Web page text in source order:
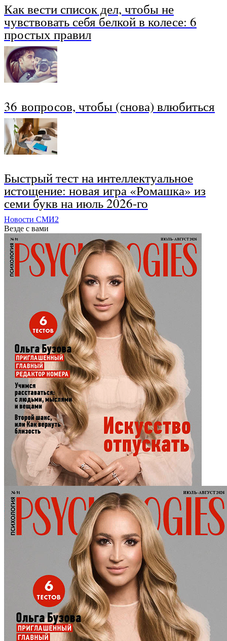
Как вести список дел, чтобы не
чувствовать себя белкой в колесе: 6
простых правил
36 вопросов, чтобы (снова) влюбиться
Быстрый тест на интеллектуальное
истощение: новая игра «Ромашка» из
семи букв на июль 2026-го
Новости СМИ2
Везде с вами